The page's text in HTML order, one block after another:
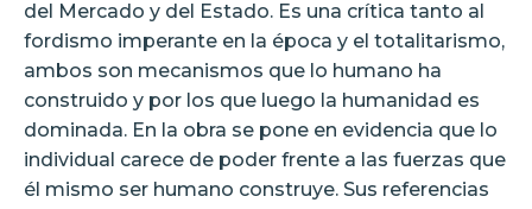
del Mercado y del Estado. Es una crítica tanto al
fordismo imperante en la época y el totalitarismo,
ambos son mecanismos que lo humano ha
construido y por los que luego la humanidad es
dominada. En la obra se pone en evidencia que lo
individual carece de poder frente a las fuerzas que
él mismo ser humano construye. Sus referencias